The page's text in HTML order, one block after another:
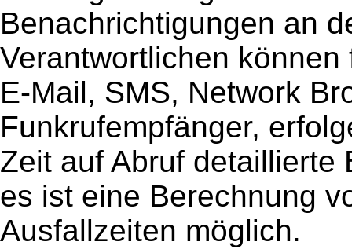
Benachrichtigungen an
Verantwortlichen
E-Mail, SMS, Network
Funkrufempfänger,
Zeit auf Abruf detaillierte
es ist eine Berechnung
Ausfallzeiten möglich.